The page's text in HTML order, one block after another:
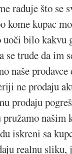
raduje što se
kome kupac
uoči bilo kakvu
trude da im
prodavce
ne prodaju
prodaju
iskreni sa
realnu sliku,